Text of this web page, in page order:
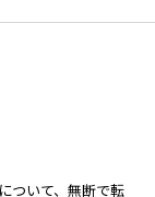
ついて、無断で転